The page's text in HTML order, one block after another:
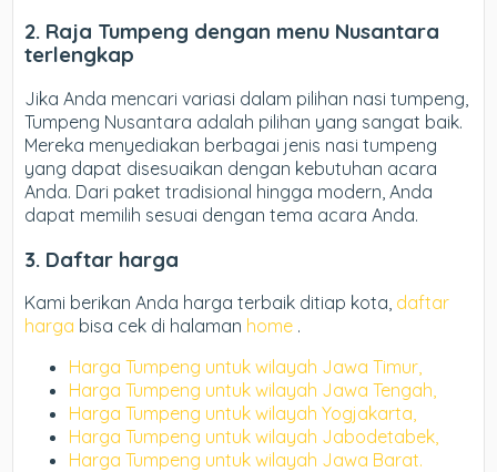
2. Raja Tumpeng dengan menu Nusantara
terlengkap
Jika Anda mencari variasi dalam pilihan nasi tumpeng,
Tumpeng Nusantara adalah pilihan yang sangat baik.
Mereka menyediakan berbagai jenis nasi tumpeng
yang dapat disesuaikan dengan kebutuhan acara
Anda. Dari paket tradisional hingga modern, Anda
dapat memilih sesuai dengan tema acara Anda.
3. Daftar harga
Kami berikan Anda harga terbaik ditiap kota, daftar
harga bisa cek di halaman home .
Harga Tumpeng untuk wilayah Jawa Timur,
Harga Tumpeng untuk wilayah Jawa Tengah,
Harga Tumpeng untuk wilayah Yogjakarta,
Harga Tumpeng untuk wilayah Jabodetabek,
Harga Tumpeng untuk wilayah Jawa Barat.